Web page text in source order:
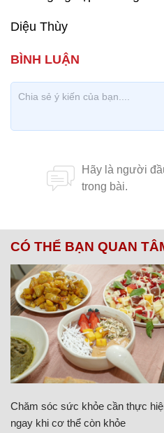
Diệu Thùy
CÓ THỂ BẠN QUAN
Chăm sóc sức khỏe cần thực
ngay khi cơ thể còn khỏe